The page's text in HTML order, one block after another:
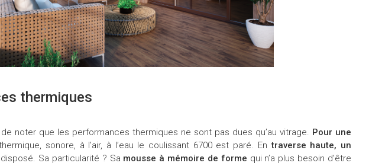
thermiques
noter que les performances thermiques ne sont pas dues qu’au vitrage. Pour une
sonore, à l’air, à l’eau le coulissant 6700 est paré. En traverse haute, un
Sa particularité ? Sa mousse à mémoire de forme qui n’a plus besoin d’être